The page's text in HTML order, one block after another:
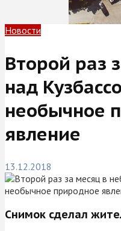
Новости
Второй раз
над
необычное
явление
13.12.2018
Снимок сделал